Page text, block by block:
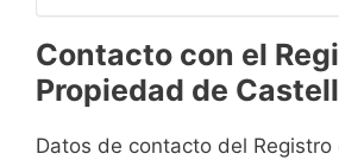
Contacto con el
Propiedad de
Datos de contacto del Registro